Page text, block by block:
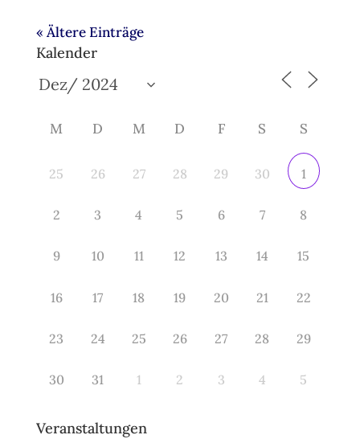
« Ältere Einträge
Kalender
M D M D F S S
25 26 27 28 29 30 1
2 3 4 5 6 7 8
9 10 11 12 13 14 15
16 17 18 19 20 21 22
23 24 25 26 27 28 29
30 31 1 2 3 4 5
Veranstaltungen